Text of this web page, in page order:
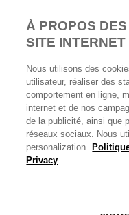
Nous contacter
*Conditions des offres en
Nettoyage & Entretien
Conditions générales de
Politique de confidentialité
Protection des données
Conditions générales de
Conditions générales de
Plateforme ODR
FRANCE France
© TOUS DROITS
À PROPOS
SITE INTERNET
Nous utilisons des
utilisateur, réaliser des
comportement en ligne,
internet et de nos
de la publicité, ainsi que
réseaux sociaux. Nous
personalization.
Privacy